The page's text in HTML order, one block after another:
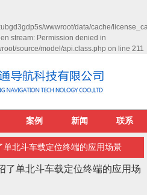
wwwroot/data/cache/
stream: Permission denied in
source/model/api.class.php on line 211
案例 新闻 联系
单北斗车载定位终端的应用场景
了单北斗车载定位终端的应用场